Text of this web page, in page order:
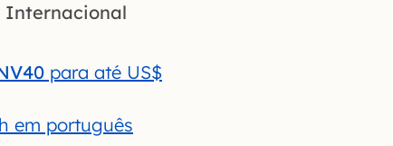
Internacional
para até US$
em português